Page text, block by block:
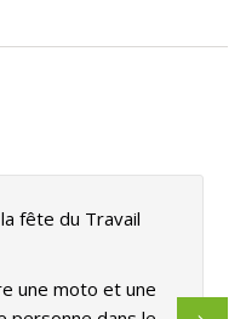
fête du Travail
une moto et une